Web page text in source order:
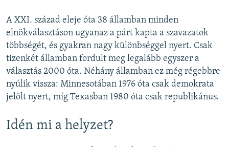
A XXI. század eleje óta 38 államban minden
elnökválasztáson ugyanaz a párt kapta a szavazatok
többségét, és gyakran nagy különbséggel nyert. Csak
tizenkét államban fordult meg legalább egyszer a
választás 2000 óta. Néhány államban ez még régebbre
nyúlik vissza: Minnesotában 1976 óta csak demokrata
jelölt nyert, míg Texasban 1980 óta csak republikánus.
Idén mi a helyzet?